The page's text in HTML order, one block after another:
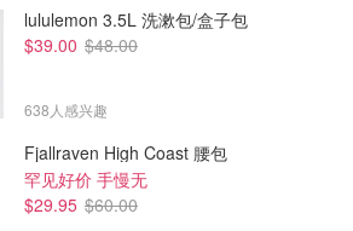
lululemon 3.5L 洗漱包/盒子包
$39.00 $48.00
638人感兴趣
Fjallraven High Coast 腰包
罕见好价 手慢无
$29.95 $60.00